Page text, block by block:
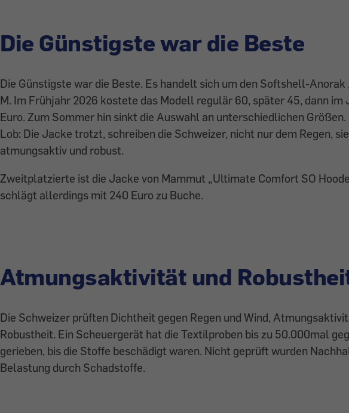
Die Günstigste war die Beste
Die Günstigste war die Beste. Es handelt sich um den Softshell-Anorak
M. Im Frühjahr 2026 kostete das Modell regulär 60, später 45, dann im
Euro. Zum Sommer hin sinkt die Auswahl an unterschiedlichen
Lob: Die Jacke trotzt, schreiben die Schweizer, nicht nur dem Regen,
atmungsaktiv und robust.
Zweitplatzierte ist die Jacke von Mammut „Ultimate Comfort SO
schlägt allerdings mit 240 Euro zu Buche.
Atmungsaktivität und
Die Schweizer prüften Dichtheit gegen Regen und Wind,
Robustheit. Ein Scheuergerät hat die Textilproben bis zu 50.000mal
gerieben, bis die Stoffe beschädigt waren. Nicht geprüft wurden
Belastung durch Schadstoffe.